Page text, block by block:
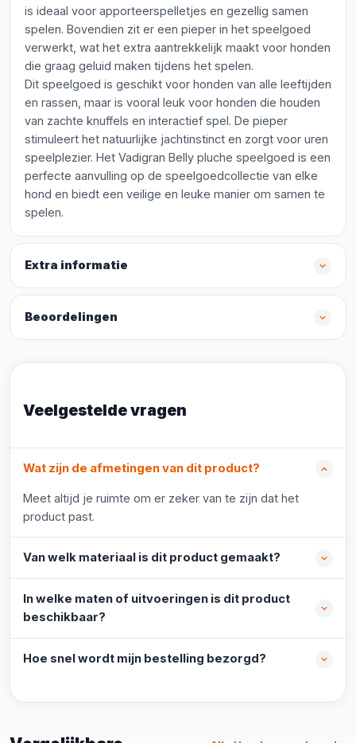
is ideaal voor apporteerspelletjes en gezellig samen
spelen. Bovendien zit er een pieper in het speelgoed
verwerkt, wat het extra aantrekkelijk maakt voor honden
die graag geluid maken tijdens het spelen.
Dit speelgoed is geschikt voor honden van alle leeftijden
en rassen, maar is vooral leuk voor honden die houden
van zachte knuffels en interactief spel. De pieper
stimuleert het natuurlijke jachtinstinct en zorgt voor uren
speelplezier. Het Vadigran Belly pluche speelgoed is een
perfecte aanvulling op de speelgoedcollectie van elke
hond en biedt een veilige en leuke manier om samen te
spelen.
Extra informatie
Beoordelingen
Veelgestelde vragen
Wat zijn de afmetingen van dit product?
Meet altijd je ruimte om er zeker van te zijn dat het
product past.
Van welk materiaal is dit product gemaakt?
In welke maten of uitvoeringen is dit product
beschikbaar?
Hoe snel wordt mijn bestelling bezorgd?